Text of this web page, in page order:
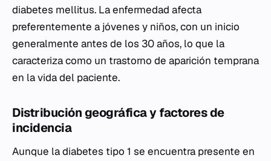
diabetes mellitus. La enfermedad afecta
preferentemente a jóvenes y niños, con un inicio
generalmente antes de los 30 años, lo que la
caracteriza como un trastorno de aparición temprana
en la vida del paciente.
Distribución geográfica y factores de
incidencia
Aunque la diabetes tipo 1 se encuentra presente en